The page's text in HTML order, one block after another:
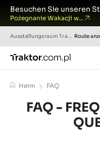
Besuchen Sie unseren
Pożegnanie Wakacji w...
AusstellungsraumTraktor.com.pl Route
Heim FAQ
FAQ -